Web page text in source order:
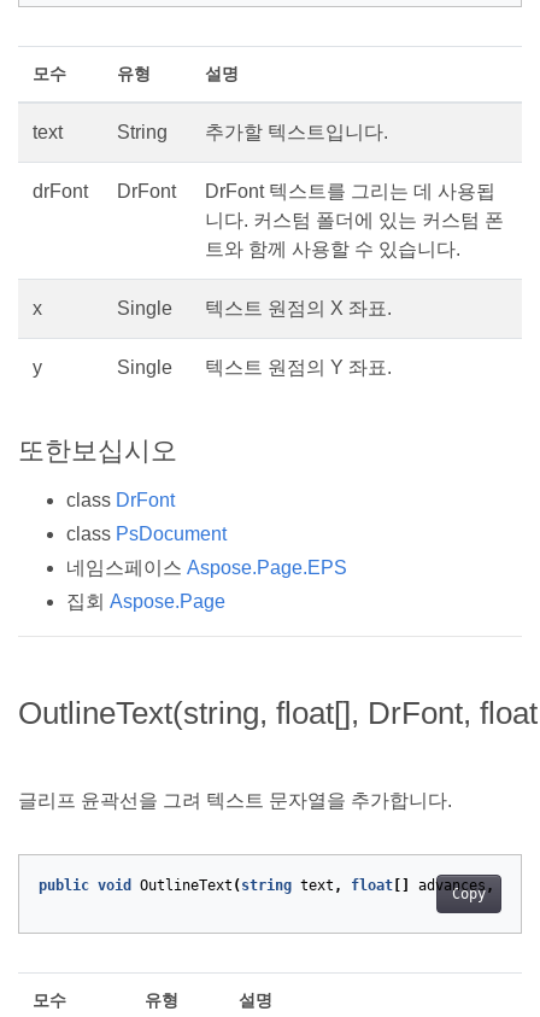
모수 유형 설명
text String 추가할 텍스트입니다.
drFont DrFont
DrFont 텍스트를 그리는 데 사용됩
니다. 커스텀 폴더에 있는 커스텀 폰
트와 함께 사용할 수 있습니다.
x Single 텍스트 원점의 X 좌표.
y Single 텍스트 원점의 Y 좌표.
또한보십시오
class DrFont
class PsDocument
네임스페이스 Aspose.Page.EPS
집회 Aspose.Page
OutlineText(string, float[], DrFont,
글리프 윤곽선을 그려 텍스트 문자열을 추가합니다.
Copy
public void OutlineText ( string text , float advances ,
모수 유형 설명